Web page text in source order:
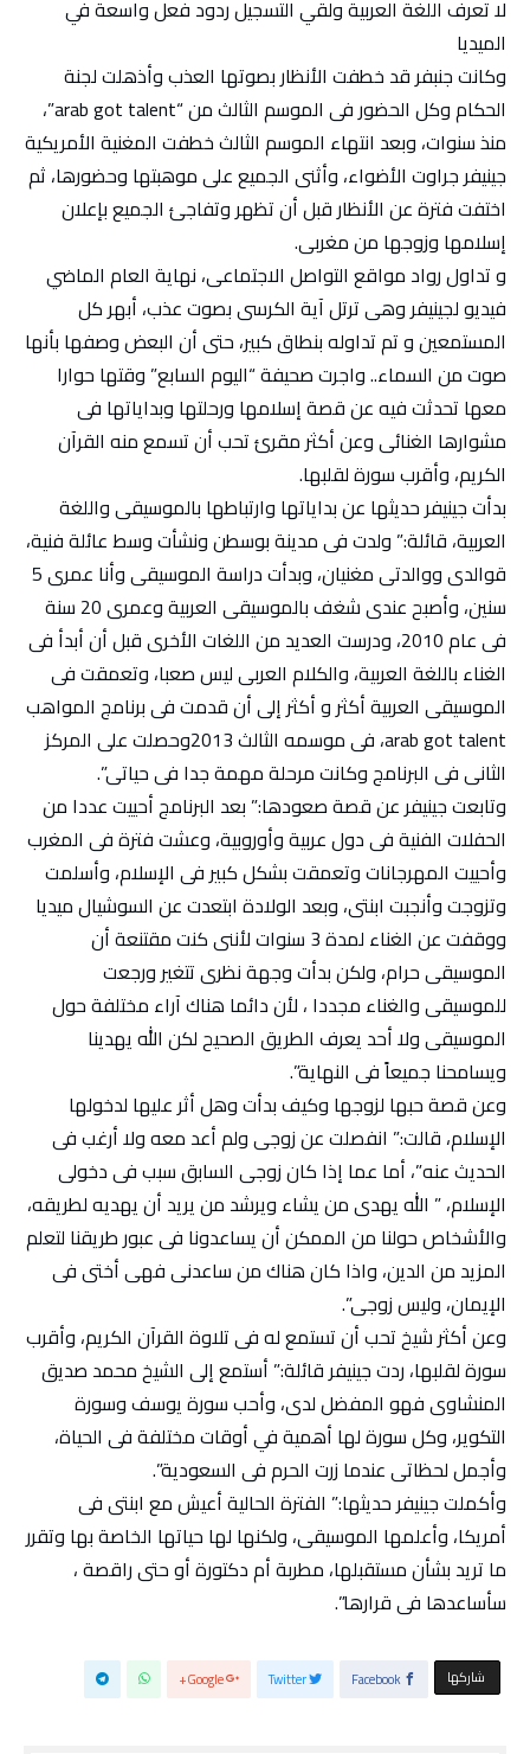
لا تعرف اللغة العربية ولقي التسجيل ردود فعل واسعة في
الميديا
وكانت جنبفر قد خطفت الأنظار بصوتها العذب وأذهلت لجنة
الحكام وكل الحضور فى الموسم الثالث من “arab got talent”،
منذ سنوات، وبعد انتهاء الموسم الثالث خطفت المغنية الأمريكية
جينيفر جراوت الأضواء، وأثنى الجميع على موهبتها وحضورها، ثم
اختفت فترة عن الأنظار قبل أن تظهر وتفاجئ الجميع بإعلان
إسلامها وزوجها من مغربى.
و تداول رواد مواقع التواصل الاجتماعى، نهاية العام الماضي
فيديو لجينيفر وهى ترتل آية الكرسى بصوت عذب، أبهر كل
المستمعين و تم تداوله بنطاق كبير، حتى أن البعض وصفها بأنها
صوت من السماء.. واجرت صحيفة “اليوم السابع” وقتها حوارا
معها تحدثت فيه عن قصة إسلامها ورحلتها وبداياتها فى
مشوارها الغنائى وعن أكثر مقرئ تحب أن تسمع منه القرآن
الكريم، وأقرب سورة لقلبها.
بدأت جينيفر حديثها عن بداياتها وارتباطها بالموسيقى واللغة
العربية، قائلة:” ولدت فى مدينة بوسطن ونشأت وسط عائلة فنية،
قوالدى ووالدتى مغنيان، وبدأت دراسة الموسيقى وأنا عمرى 5
سنين، وأصبح عندى شغف بالموسيقى العربية وعمرى 20 سنة
فى عام 2010، ودرست العديد من اللغات الأخرى قبل أن أبدأ فى
الغناء باللغة العربية، والكلام العربى ليس صعبا، وتعمقت فى
الموسيقى العربية أكثر و أكثر إلى أن قدمت فى برنامج المواهب
arab got talent، فى موسمه الثالث 2013وحصلت على المركز
الثانى فى البرنامج وكانت مرحلة مهمة جدا فى حياتى”.
وتابعت جينيفر عن قصة صعودها:” بعد البرنامج أحييت عددا من
الحفلات الفنية فى دول عربية وأوروبية، وعشت فترة فى المغرب
وأحييت المهرجانات وتعمقت بشكل كبير فى الإسلام، وأسلمت
وتزوجت وأنجبت ابنتى، وبعد الولادة ابتعدت عن السوشيال ميديا
ووقفت عن الغناء لمدة 3 سنوات لأننى كنت مقتنعة أن
الموسيقى حرام، ولكن بدأت وجهة نظرى تتغير ورجعت
للموسيقى والغناء مجددا ، لأن دائما هناك آراء مختلفة حول
الموسيقى ولا أحد يعرف الطريق الصحيح لكن الله يهدينا
ويسامحنا جميعاً فى النهاية”.
وعن قصة حبها لزوجها وكيف بدأت وهل أثر عليها لدخولها
الإسلام، قالت:” انفصلت عن زوجى ولم أعد معه ولا أرغب فى
الحديث عنه”، أما عما إذا كان زوجى السابق سبب فى دخولى
الإسلام، ” الله يهدى من يشاء ويرشد من يريد أن يهديه لطريقه،
والأشخاص حولنا من الممكن أن يساعدونا فى عبور طريقنا لتعلم
المزيد من الدين، واذا كان هناك من ساعدنى فهى أختى فى
الإيمان، وليس زوجى”.
وعن أكثر شيخ تحب أن تستمع له فى تلاوة القرآن الكريم، وأقرب
سورة لقلبها، ردت جينيفر قائلة:” أستمع إلى الشيخ محمد صديق
المنشاوى فهو المفضل لدى، وأحب سورة يوسف وسورة
التكوير، وكل سورة لها أهمية في أوقات مختلفة فى الحياة،
وأجمل لحظاتى عندما زرت الحرم فى السعودية”.
وأكملت جينيفر حديثها:” الفترة الحالية أعيش مع ابنتى فى
أمريكا، وأعلمها الموسيقى، ولكنها لها حياتها الخاصة بها وتقرر
ما تريد بشأن مستقبلها، مطربة أم دكتورة أو حتى راقصة ،
سأساعدها فى قرارها”.
‫‫ شاركها‬ Facebook
Twitter
Google+